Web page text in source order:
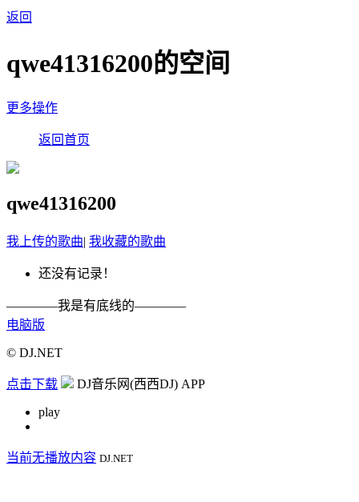
返回
qwe41316200的空间
更多操作
返回首页
qwe41316200
我上传的歌曲| 我收藏的歌曲
还没有记录！
————我是有底线的————
电脑版
© DJ.NET
点击下载 DJ音乐网(西西DJ) APP
play
当前无播放内容 DJ.NET